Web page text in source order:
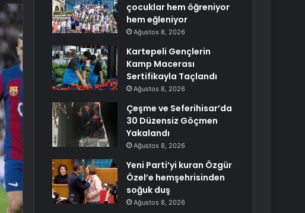
çocuklar hem öğreniyor
hem eğleniyor
Ağustos 8, 2026
Kartepeli Gençlerin
Kamp Macerası
Sertifikayla Taçlandı
Ağustos 8, 2026
Çeşme ve Seferihisar’da
30 Düzensiz Göçmen
Yakalandı
Ağustos 8, 2026
Yeni Parti’yi kuran Özgür
Özel’e hemşehrisinden
soğuk duş
Ağustos 8, 2026